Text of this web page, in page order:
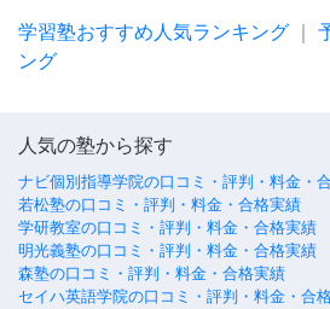
学習塾おすすめ人気ランキング
ング
人気の塾から探す
ナビ個別指導学院の口コミ・評判・料金・
若松塾の口コミ・評判・料金・合格実績
学研教室の口コミ・評判・料金・合格実績
明光義塾の口コミ・評判・料金・合格実績
森塾の口コミ・評判・料金・合格実績
セイハ英語学院の口コミ・評判・料金・合